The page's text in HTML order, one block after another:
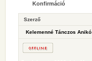
Konfirmáció
Szerző
Kelemenné Tánczos Anikó